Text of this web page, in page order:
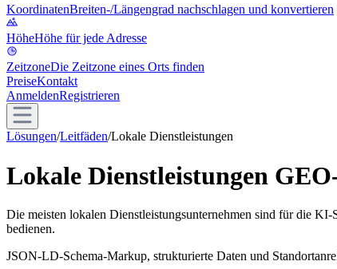
KoordinatenBreiten-/Längengrad nachschlagen und konvertieren
HöheHöhe für jede Adresse
ZeitzoneDie Zeitzone eines Orts finden
PreiseKontakt
AnmeldenRegistrieren
Lösungen/Leitfäden/Lokale Dienstleistungen
Lokale Dienstleistungen
Die meisten lokalen Dienstleistungsunternehmen sind für die KI-
bedienen.
JSON-LD-Schema-Markup, strukturierte Daten und